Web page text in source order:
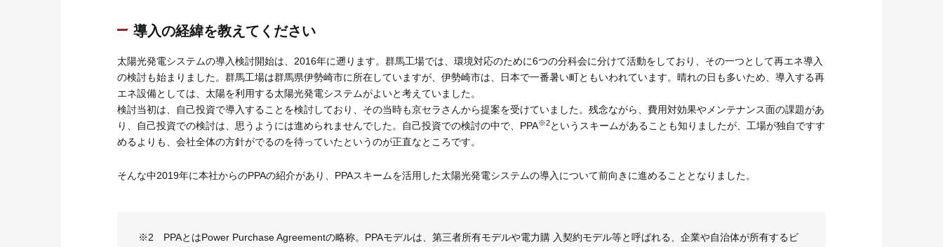
導入の経緯を教えてください
太陽光発電システムの導入検討開始は、2016年に遡ります。群馬工場では、環境対応のために6つの分科会に分けて活動をしており、その一つとして再エネ導入
の検討も始まりました。群馬工場は群馬県伊勢崎市に所在していますが、伊勢崎市は、日本で一番暑い町ともいわれています。晴れの日も多いため、導入する再
エネ設備としては、太陽を利用する太陽光発電システムがよいと考えていました。
検討当初は、自己投資で導入することを検討しており、その当時も京セラさんから提案を受けていました。残念ながら、費用対効果やメンテナンス面の課題があ
り、自己投資での検討は、思うようには進められませんでした。自己投資での検討の中で、PPA※2というスキームがあることも知りましたが、工場が独自ですす
めるよりも、会社全体の方針がでるのを待っていたというのが正直なところです。
そんな中2019年に本社からのPPAの紹介があり、PPAスキームを活用した太陽光発電システムの導入について前向きに進めることとなりました。
※2
PPAとはPower Purchase Agreementの略称。PPAモデルは、第三者所有モデルや電力購 入契約モデル等と呼ばれる、企業や自治体が所有するビ